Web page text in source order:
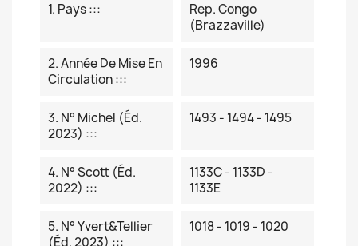
1. Pays :::
Rep. Congo
(Brazzaville)
2. Année De Mise En
Circulation :::
1996
3. N° Michel (éd.
2023) :::
1493 - 1494 - 1495
4. N° Scott (éd.
2022) :::
1133C - 1133D -
1133E
5. N° Yvert&Tellier
(éd. 2023) :::
1018 - 1019 - 1020